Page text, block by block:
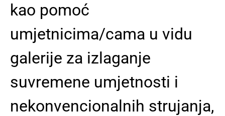
kao pomoć
umjetnicima/cama u vidu
galerije za izlaganje
suvremene umjetnosti i
nekonvencionalnih strujanja,